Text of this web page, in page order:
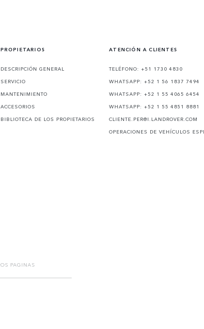
PROPIETARIOS
DESCRIPCIÓN GENERAL
SERVICIO
MANTENIMIENTO
ACCESORIOS
BIBLIOTECA DE LOS PROPIETARIOS
ATENCIÓN A CLIENTES
TELÉFONO: +51 1730 4830
WHATSAPP: +52 1 56 1837 7494
WHATSAPP: +52 1 55 4065 6454
WHATSAPP: +52 1 55 4851 8881
CLIENTE.PER@I.LANDROVER.COM
OPERACIONES DE VEHÍCULOS